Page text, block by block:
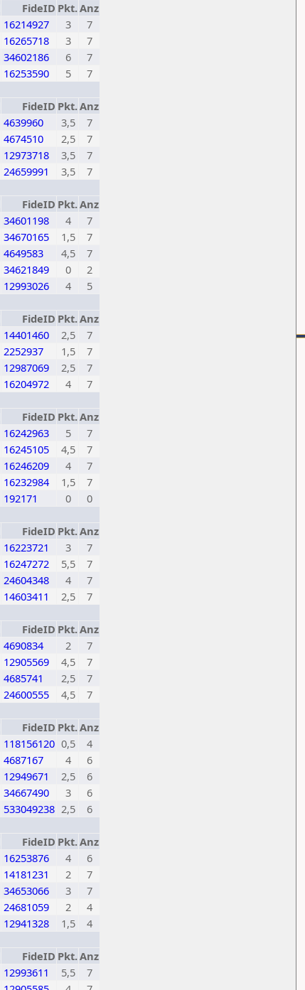
FideID Pkt.Anz
16214927 3
7
16265718 3
7
34602186 6
7
16253590 5
7
FideID Pkt.Anz
4639960 3,5
7
4674510 2,5
7
12973718 3,5
7
24659991 3,5
7
FideID Pkt.Anz
34601198 4
7
34670165 1,5
7
4649583 4,5
7
34621849 0
2
12993026 4
5
FideID Pkt.Anz
14401460 2,5
7
2252937 1,5
7
12987069 2,5
7
16204972 4
7
FideID Pkt.Anz
16242963 5
7
16245105 4,5
7
16246209 4
7
16232984 1,5
7
192171 0
0
FideID Pkt.Anz
16223721 3
7
16247272 5,5
7
24604348 4
7
14603411 2,5
7
FideID Pkt.Anz
4690834 2
7
12905569 4,5
7
4685741 2,5
7
24600555 4,5
7
FideID Pkt.Anz
118156120 0,5
4
4687167 4
6
12949671 2,5
6
34667490 3
6
533049238 2,5
6
FideID Pkt.Anz
16253876 4
6
14181231 2
7
34653066 3
7
24681059 2
4
12941328 1,5
4
FideID Pkt.Anz
12993611 5,5
7